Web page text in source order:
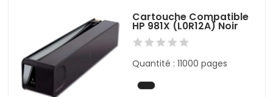
Cartouche Compatible
HP 981X (L0R12A) Noir
Quantité : 11000 pages